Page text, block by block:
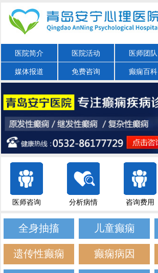
医院简介 医院活动 医师团队
媒体报道 免费咨询 癫痫百科
医师咨询 分析病情 咨询费用
全身抽搐 儿童癫痫
遗传性癫痫 癫痫病因